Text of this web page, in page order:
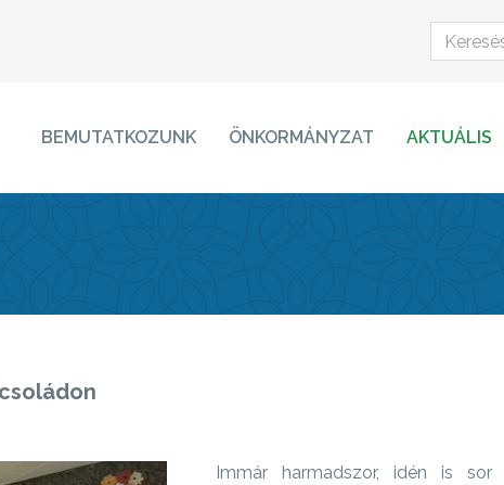
BEMUTATKOZUNK ÖNKORMÁNYZAT AKTUÁLIS
Immár harmadszor, idén is sor